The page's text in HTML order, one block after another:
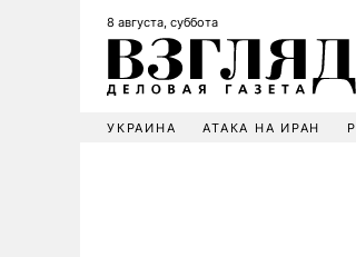
8 августа, суббота
УКРАИНА АТАКА НА ИРАН